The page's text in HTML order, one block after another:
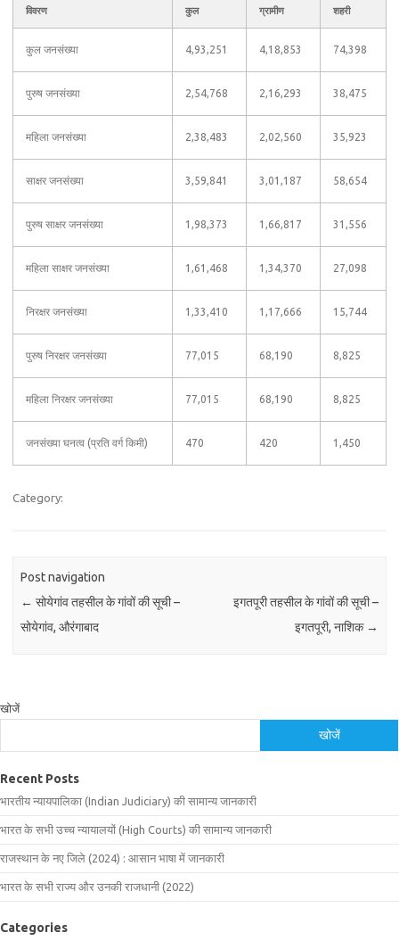
विवरण कुल ग्रामीण शहरी
कुल जनसंख्या 4,93,251 4,18,853 74,398
पुरुष जनसंख्या 2,54,768 2,16,293 38,475
महिला जनसंख्या 2,38,483 2,02,560 35,923
साक्षर जनसंख्या 3,59,841 3,01,187 58,654
पुरुष साक्षर जनसंख्या 1,98,373 1,66,817 31,556
महिला साक्षर जनसंख्या 1,61,468 1,34,370 27,098
निरक्षर जनसंख्या 1,33,410 1,17,666 15,744
पुरुष निरक्षर जनसंख्या 77,015 68,190 8,825
महिला निरक्षर जनसंख्या 77,015 68,190 8,825
जनसंख्या घनत्व (प्रति वर्ग किमी) 470 420 1,450
Category:
Post navigation
← सोयेगांव तहसील के गांवों की सूची –
सोयेगांव, औरंगाबाद
इगतपूरी तहसील के गांवों की सूची –
इगतपूरी, नाशिक →
खोजें
खोजें
Recent Posts
भारतीय न्यायपालिका (Indian Judiciary) की सामान्य जानकारी
भारत के सभी उच्च न्यायालयों (High Courts) की सामान्य जानकारी
राजस्थान के नए जिले (2024) : आसान भाषा में जानकारी
भारत के सभी राज्य और उनकी राजधानी (2022)
Categories